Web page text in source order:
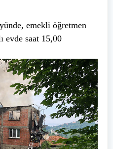
emekli öğretmen
evde saat 15,00